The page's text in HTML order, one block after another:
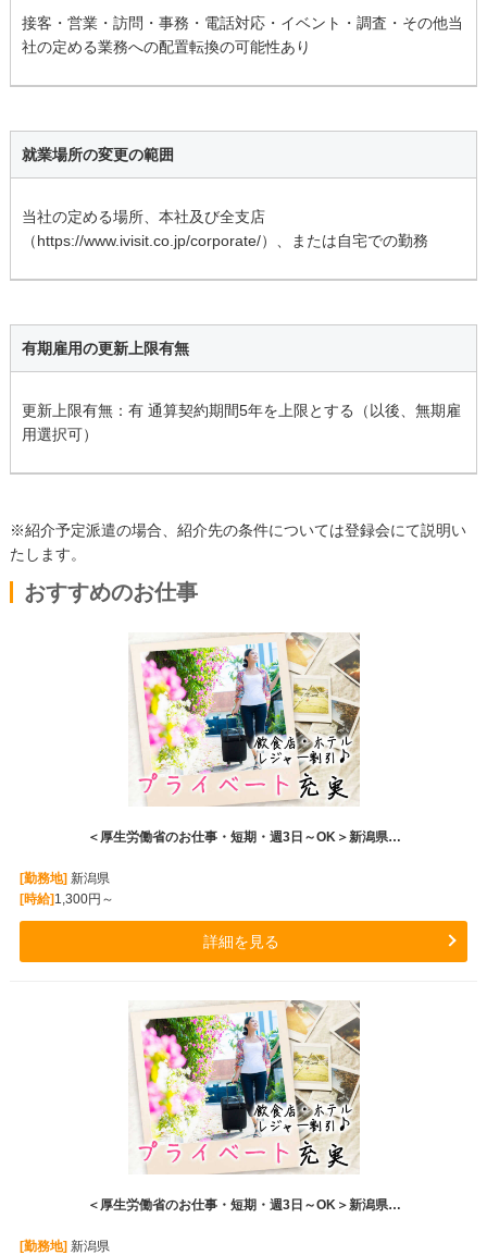
接客・営業・訪問・事務・電話対応・イベント・調査・その他当
社の定める業務への配置転換の可能性あり
就業場所の変更の範囲
当社の定める場所、本社及び全支店
（https://www.ivisit.co.jp/corporate/）、または自宅での勤務
有期雇用の更新上限有無
更新上限有無：有 通算契約期間5年を上限とする（以後、無期雇
用選択可）
※紹介予定派遣の場合、紹介先の条件については登録会にて説明い
たします。
おすすめのお仕事
＜厚生労働省のお仕事・短期・週3日～OK＞新潟県…
[勤務地]新潟県
[時給]1,300円～
詳細を見る
＜厚生労働省のお仕事・短期・週3日～OK＞新潟県…
[勤務地]新潟県